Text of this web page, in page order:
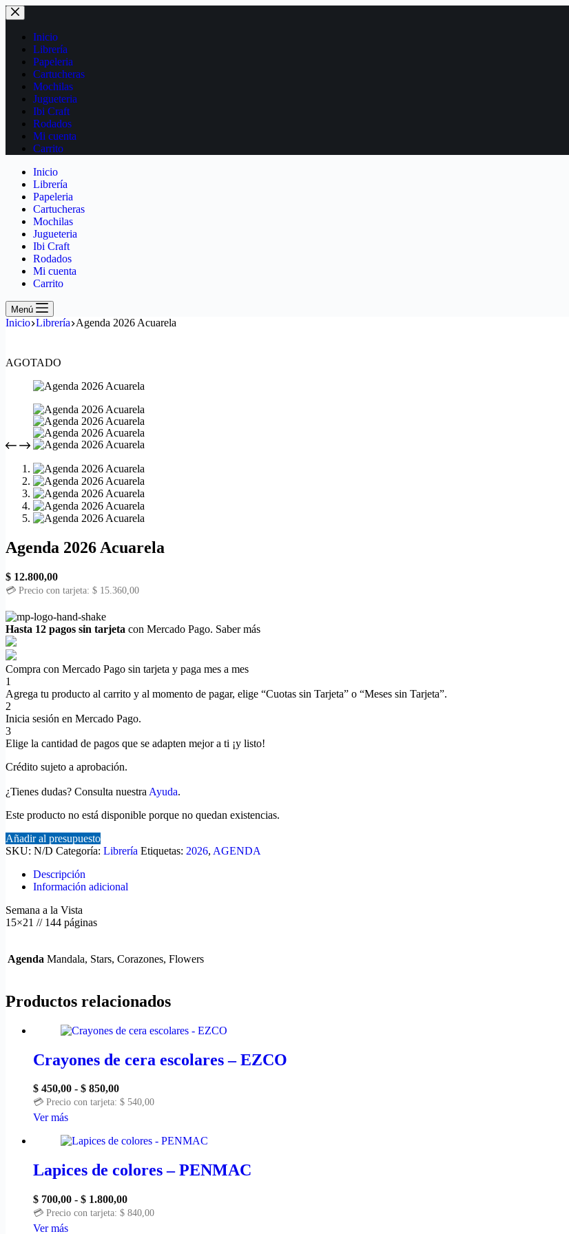
Inicio
Librería
Papeleria
Cartucheras
Mochilas
Jugueteria
Ibi Craft
Rodados
Mi cuenta
Carrito
Inicio
Librería
Papeleria
Cartucheras
Mochilas
Jugueteria
Ibi Craft
Rodados
Mi cuenta
Carrito
Menú
Inicio Librería Agenda 2026 Acuarela
AGOTADO
Agenda 2026 Acuarela
$ 12.800,00
💳 Precio con tarjeta: $ 15.360,00
Hasta 12 pagos sin tarjeta con Mercado Pago. Saber más
Compra con Mercado Pago sin tarjeta y paga mes a mes
1
Agrega tu producto al carrito y al momento de pagar, elige “Cuotas sin Tarjeta” o “Meses sin Tarjeta”.
2
Inicia sesión en Mercado Pago.
3
Elige la cantidad de pagos que se adapten mejor a ti ¡y listo!
Crédito sujeto a aprobación.
¿Tienes dudas? Consulta nuestra Ayuda.
Este producto no está disponible porque no quedan existencias.
Añadir al presupuesto
SKU: N/D Categoría: Librería Etiquetas: 2026, AGENDA
Descripción
Información adicional
Semana a la Vista
15×21 // 144 páginas
Agenda Mandala, Stars, Corazones, Flowers
Productos relacionados
Crayones de cera escolares – EZCO
$ 450,00 - $ 850,00
💳 Precio con tarjeta: $ 540,00
Ver más
Lapices de colores – PENMAC
$ 700,00 - $ 1.800,00
💳 Precio con tarjeta: $ 840,00
Ver más